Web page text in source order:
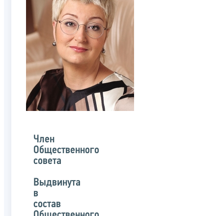
Член
Общественного
совета
Выдвинута
в
состав